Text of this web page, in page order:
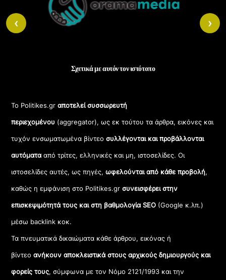
Top
Σχετικά με αυτόν τον ιστότοπο
Το Politikes.grαποτελεί συσσωρευτή
περιεχομένου (aggregator), ως εκ τούτου τα άρθρα, εικόνες και
τυχόν ενσωματωμένα βίντεοσυλλέγονται και προβάλλονται
αυτόματααπό τρίτες, ελληνικές και μη, ιστοσελίδες. Οι
ιστοσελίδες αυτές, ως πηγές,ωφελούνται από κάθε προβολή,
καθώς η εμφάνιση στο Politikes.gr συνεισφέρει στην
επισκεψιμότητά τους και στη βαθμολογία SEO (Google κ.λπ.)
μέσω backlink κοκ.
Τα πνευματικά δικαιώματα κάθε άρθρου, εικόνας ή
βίντεοανήκουν αποκλειστικά στους αρχικούς δημιουργούς και
φορείς τους, σύμφωνα με τον Νόμο 2121/1993 και την
‹ ›